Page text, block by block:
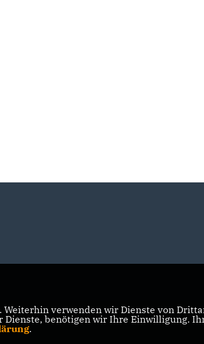
verwenden wir Dienste von
benötigen wir Ihre Einwilligung.
.